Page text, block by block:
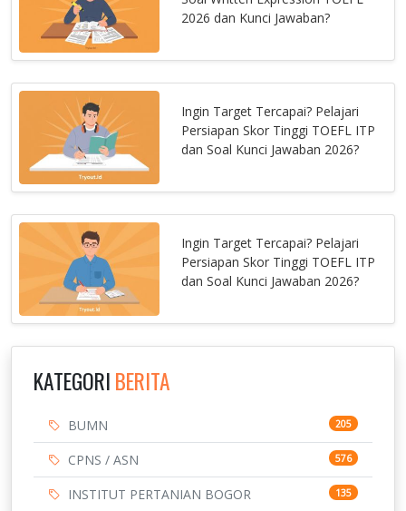
2026 dan Kunci Jawaban?
Ingin Target Tercapai? Pelajari
Persiapan Skor Tinggi TOEFL ITP
dan Soal Kunci Jawaban 2026?
Ingin Target Tercapai? Pelajari
Persiapan Skor Tinggi TOEFL ITP
dan Soal Kunci Jawaban 2026?
KATEGORI BERITA
BUMN 205
CPNS / ASN 576
INSTITUT PERTANIAN BOGOR 135